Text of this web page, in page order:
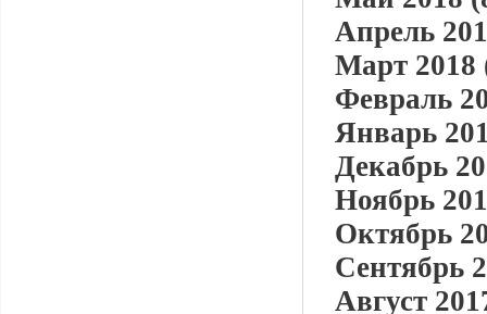
Апрель
Март 2018
Февраль
Январь
Декабрь
Ноябрь
Октябрь
Сентябрь
Август